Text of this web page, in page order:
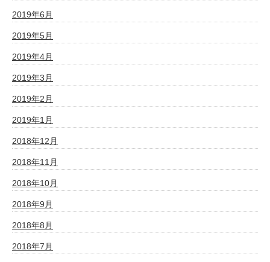
2019年6月
2019年5月
2019年4月
2019年3月
2019年2月
2019年1月
2018年12月
2018年11月
2018年10月
2018年9月
2018年8月
2018年7月